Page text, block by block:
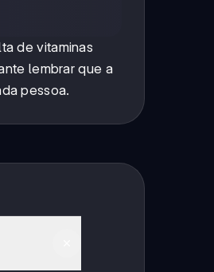
de vitaminas
lembrar que a
pessoa.